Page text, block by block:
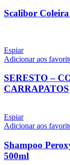
Scalibor
Espiar
Adicionar aos
SERESTO –
CARRAPATOS
Espiar
Adicionar aos
Shampoo
500ml